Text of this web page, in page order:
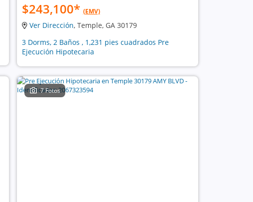
$243,100* (EMV)
Ver Dirección, Temple, GA 30179
3 Dorms, 2 Baños , 1,231 pies cuadrados Pre
Ejecución Hipotecaria
7 Fotos